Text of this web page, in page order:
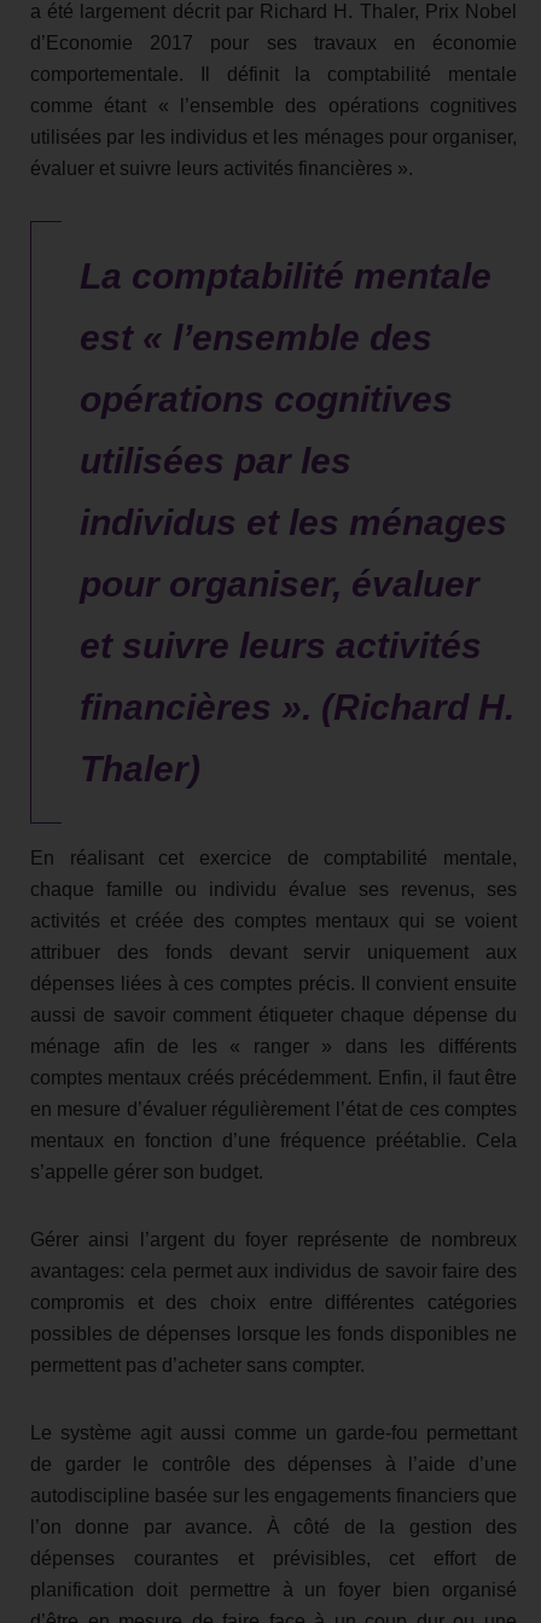
a été largement décrit par Richard H. Thaler, Prix Nobel
d’Economie 2017 pour ses travaux en économie
comportementale. Il définit la comptabilité mentale
comme étant « l’ensemble des opérations cognitives
utilisées par les individus et les ménages pour organiser,
évaluer et suivre leurs activités financières ».
La comptabilité mentale
est « l’ensemble des
opérations cognitives
utilisées par les
individus et les ménages
pour organiser, évaluer
et suivre leurs activités
financières ». (Richard H.
Thaler)
En réalisant cet exercice de comptabilité mentale,
chaque famille ou individu évalue ses revenus, ses
activités et créée des comptes mentaux qui se voient
attribuer des fonds devant servir uniquement aux
dépenses liées à ces comptes précis. Il convient ensuite
aussi de savoir comment étiqueter chaque dépense du
ménage afin de les « ranger » dans les différents
comptes mentaux créés précédemment. Enfin, il faut être
en mesure d’évaluer régulièrement l’état de ces comptes
mentaux en fonction d’une fréquence préétablie. Cela
s’appelle gérer son budget.
Gérer ainsi l’argent du foyer représente de nombreux
avantages: cela permet aux individus de savoir faire des
compromis et des choix entre différentes catégories
possibles de dépenses lorsque les fonds disponibles ne
permettent pas d’acheter sans compter.
Le système agit aussi comme un garde-fou permettant
de garder le contrôle des dépenses à l’aide d’une
autodiscipline basée sur les engagements financiers que
l’on donne par avance. À côté de la gestion des
dépenses courantes et prévisibles, cet effort de
planification doit permettre à un foyer bien organisé